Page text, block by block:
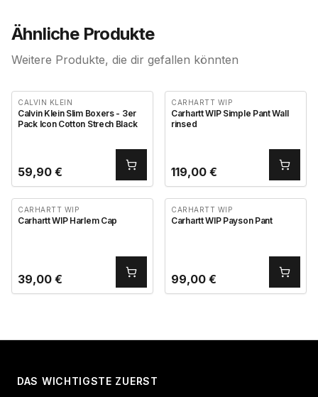
Ähnliche Produkte
Weitere Produkte, die dir gefallen könnten
CALVIN KLEIN
Calvin Klein Slim Boxers - 3er
Pack Icon Cotton Strech Black
59,90 €
CARHARTT WIP
Carhartt WIP Simple Pant Wall
rinsed
119,00 €
CARHARTT WIP
Carhartt WIP Harlem Cap
39,00 €
CARHARTT WIP
Carhartt WIP Payson Pant
99,00 €
DAS WICHTIGSTE ZUERST